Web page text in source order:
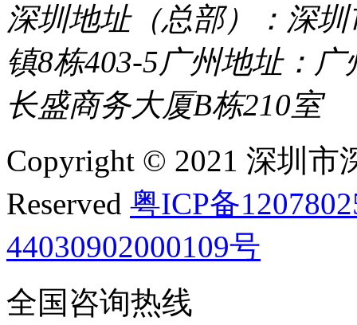
深圳地址（总部）：深
镇8栋403-5广州地址：
长盛商务大厦B栋210室
Copyright © 2021 深圳市
Reserved 粤ICP备
44030902000109号
全国咨询热线